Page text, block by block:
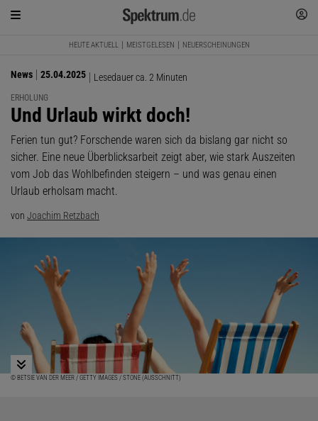
HEUTE AKTUELL MEISTGELESEN NEUERSCHEINUNGEN
News 25.04.2025 Lesedauer ca. 2 Minuten
ERHOLUNG
:
Und Urlaub wirkt doch!
Ferien tun gut? Forschende waren sich da bislang gar nicht so
sicher. Eine neue Überblicksarbeit zeigt aber, wie stark Auszeiten
vom Job das Wohlbefinden steigern – und was genau einen
Urlaub erholsam macht.
von Joachim Retzbach
© BETSIE VAN DER MEER / GETTY IMAGES / STONE (AUSSCHNITT)